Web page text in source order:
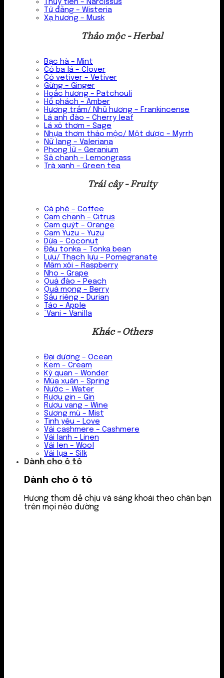
Thủy tiên – Narcissus
Tử đằng – Wisteria
Xạ hương – Musk
Thảo mộc - Herbal
Bạc hà – Mint
Cỏ ba lá – Clover
Cỏ vetiver – Vetiver
Gừng – Ginger
Hoắc hương – Patchouli
Hổ phách – Amber
Hương trầm/ Nhũ hương – Frankincense
Lá anh đào – Cherry leaf
Lá xô thơm – Sage
Nhựa thơm thảo mộc/ Một dược – Myrrh
Nữ lang – Valeriana
Phong lữ – Geranium
Sả chanh – Lemongrass
Trà xanh – Green tea
Trái cây - Fruity
Cà phê – Coffee
Cam chanh – Citrus
Cam quýt – Orange
Cam Yuzu – Yuzu
Dừa – Coconut
Đậu tonka – Tonka bean
Lựu/ Thạch lựu – Pomegranate
Mâm xôi – Raspberry
Nho – Grape
Quả đào – Peach
Quả mọng – Berry
Sầu riêng – Durian
Táo – Apple
`Vani – Vanilla
Khác - Others
Đại dương – Ocean
Kem – Cream
Kỳ quan – Wonder
Mùa xuân – Spring
Nước – Water
Rượu gin – Gin
Rượu vang – Wine
Sương mù – Mist
Tình yêu – Love
Vải cashmere – Cashmere
Vải lanh – Linen
Vải len – Wool
Vải lụa – Silk
Dành cho ô tô
Dành cho ô tô
Hương thơm dễ chịu và sảng khoái theo chân bạn
trên mọi nẻo đường